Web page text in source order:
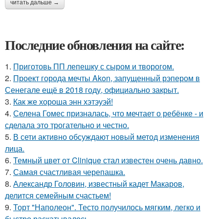
читать дальше →
Последние обновления на сайте:
1. Приготовь ПП лепешку с сыром и творогом.
2. Проект города мечты Akon, запущенный рэпером в
Сенегале ещё в 2018 году, официально закрыт.
3. Как же хороша энн хэтэуэй!
4. Селена Гомес призналась, что мечтает о ребёнке - и
сделала это трогательно и честно.
5. В сети активно обсуждают новый метод изменения
лица.
6. Темный цвет от Clinique стал известен очень давно.
7. Самая счастливая черепашка.
8. Александр Головин, известный кадет Макаров,
делится семейным счастьем!
9. Торт "Наполеон". Тесто получилось мягким, легко и